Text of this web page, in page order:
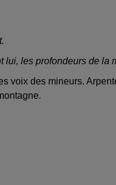
lui, les profondeurs de
voix des mineurs.